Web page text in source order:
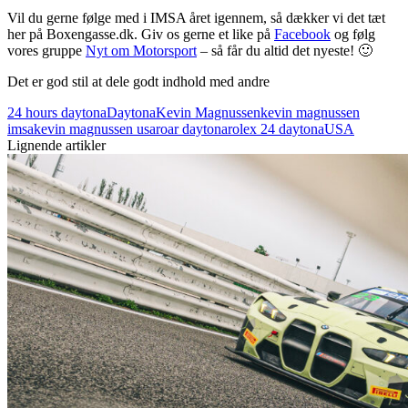
Vil du gerne følge med i IMSA året igennem, så dækker vi det tæt
her på Boxengasse.dk. Giv os gerne et like på Facebook og følg
vores gruppe Nyt om Motorsport– så får du altid det nyeste! 🙂
Det er god stil at dele godt indhold med andre
24 hours daytonaDaytonaKevin Magnussenkevin magnussen
imsakevin magnussen usaroar daytonarolex 24 daytonaUSA
Lignende artikler